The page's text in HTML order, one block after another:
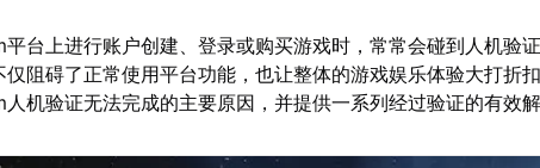
台上进行账户创建、登录或购买游戏时，常常会碰到人机验
仅阻碍了正常使用平台功能，也让整体的游戏娱乐体验大打折
机验证无法完成的主要原因，并提供一系列经过验证的有效